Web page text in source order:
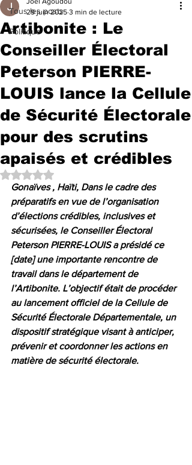
Tous les posts
Politique
Artibonite : Le
Conseiller Électoral
Peterson PIERRE-
LOUIS lance la Cellule
de Sécurité Électorale
pour des scrutins
apaisés et crédibles
29 juin 2025 3 min de lecture
Noté NaN étoiles sur 5.
Gonaïves , Haïti, Dans le cadre des
préparatifs en vue de l’organisation
d’élections crédibles, inclusives et
sécurisées, le Conseiller Électoral
Peterson PIERRE-LOUIS a présidé ce
[date] une importante rencontre de
travail dans le département de
l’Artibonite. L’objectif était de procéder
au lancement officiel de la Cellule de
Sécurité Électorale Départementale, un
dispositif stratégique visant à anticiper,
prévenir et coordonner les actions en
matière de sécurité électorale.